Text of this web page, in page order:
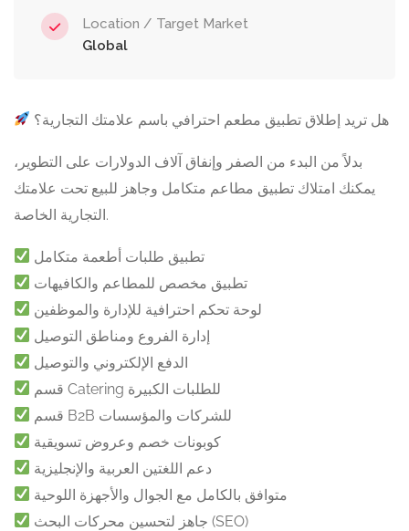
Location / Target Market
Global
هل تريد إطلاق تطبيق مطعم احترافي باسم علامتك التجارية؟
بدلاً من البدء من الصفر وإنفاق آلاف الدولارات على التطوير،
يمكنك امتلاك تطبيق مطاعم متكامل وجاهز للبيع تحت علامتك
التجارية الخاصة.
تطبيق طلبات أطعمة متكامل
تطبيق مخصص للمطاعم والكافيهات
لوحة تحكم احترافية للإدارة والموظفين
إدارة الفروع ومناطق التوصيل
الدفع الإلكتروني والتوصيل
قسم Catering للطلبات الكبيرة
قسم B2B للشركات والمؤسسات
كوبونات خصم وعروض تسويقية
دعم اللغتين العربية والإنجليزية
متوافق بالكامل مع الجوال والأجهزة اللوحية
جاهز لتحسين محركات البحث (SEO)